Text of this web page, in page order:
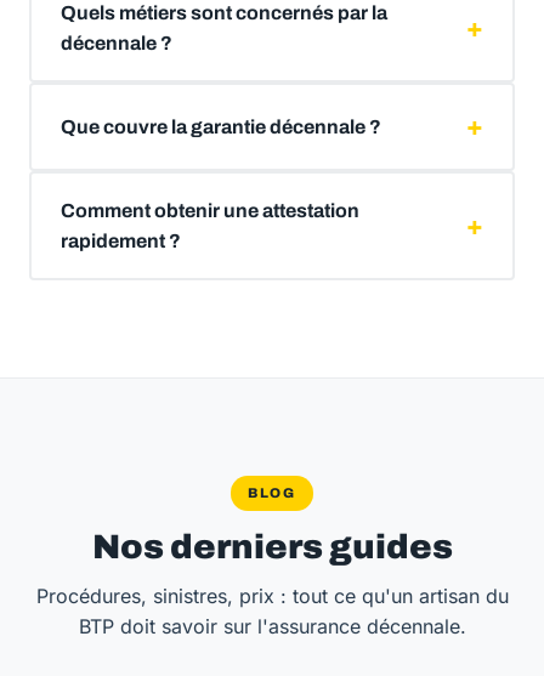
Quels métiers sont concernés par la
décennale ?
Que couvre la garantie décennale ?
Comment obtenir une attestation
rapidement ?
BLOG
Nos derniers guides
Procédures, sinistres, prix : tout ce qu'un artisan du
BTP doit savoir sur l'assurance décennale.